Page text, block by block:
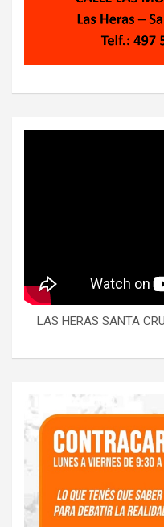
LAS HERAS SANTA